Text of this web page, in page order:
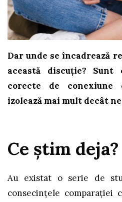
Dar unde se încadrează
această discuție? Sunt
corecte de
izolează mai mult decât ne
Ce știm deja?
Au existat o serie de
consecințele comparației